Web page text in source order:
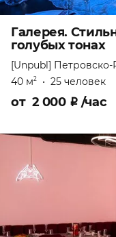
Галерея.
голубых тонах
[Unpubl] Петровско-
40 м2 • 25 человек
от 2 000 ₽ /час